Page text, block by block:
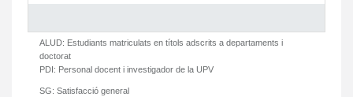
ALUD: Estudiants matriculats en títols adscrits a departaments i
doctorat
PDI: Personal docent i investigador de la UPV
SG: Satisfacció general